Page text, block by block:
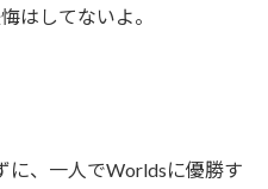
はしてないよ。
に、一人でWorldsに優勝す